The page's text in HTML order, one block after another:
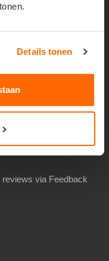
Details tonen
reviews via Feedback